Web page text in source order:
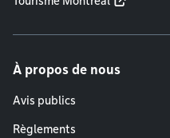
À propos de nous
Avis publics
Règlements